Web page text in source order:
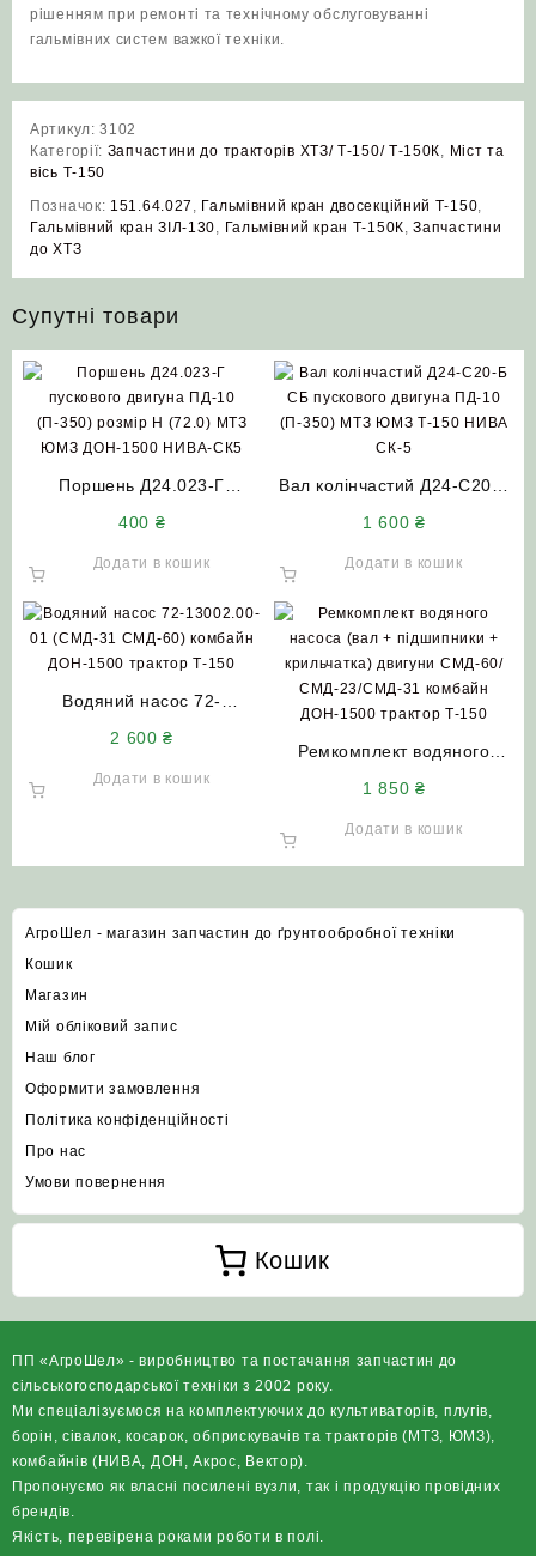
рішенням при ремонті та технічному обслуговуванні
гальмівних систем важкої техніки.
Артикул:3102
Категорії: Запчастини до тракторів ХТЗ/ Т-150/ Т-150К, Міст та
вісь Т-150
Позначок: 151.64.027 , Гальмівний кран двосекційний Т‑150,
Гальмівний кран ЗІЛ‑130, Гальмівний кран Т‑150К,Запчастини
до ХТЗ
Супутні товари
Поршень Д24.023-Г
(П-350) розмір Н (72.0) МТЗ
ЮМЗ ДОН-1500 НИВА-СК5
400 ₴
Додати в кошик
Вал колінчастий Д24-С20-Б
(П-350) МТЗ ЮМЗ Т-150
НИВА СК-5
1 600₴
Додати в кошик
Водяний насос 72-
СМД-60) комбайн ДОН-1500
трактор Т-150
2 600₴
Додати в кошик
Ремкомплект водяного
крильчатка) двигуни
СМД-60/СМД-23/СМД-31
комбайн ДОН-1500 трактор
1 850₴
Додати в кошик
АгроШел - магазин запчастин до ґрунтообробної техніки
Кошик
Магазин
Мій обліковий запис
Наш блог
Оформити замовлення
Політика конфіденційності
Про нас
Умови повернення
Кошик
ПП «АгроШел» - виробництво та постачання запчастин до
сільськогосподарської техніки з 2002 року.
Ми спеціалізуємося на комплектуючих до культиваторів, плугів,
борін, сівалок, косарок, обприскувачів та тракторів (МТЗ, ЮМЗ),
комбайнів (НИВА, ДОН, Акрос, Вектор).
Пропонуємо як власні посилені вузли, так і продукцію провідних
брендів.
Якість, перевірена роками роботи в полі.